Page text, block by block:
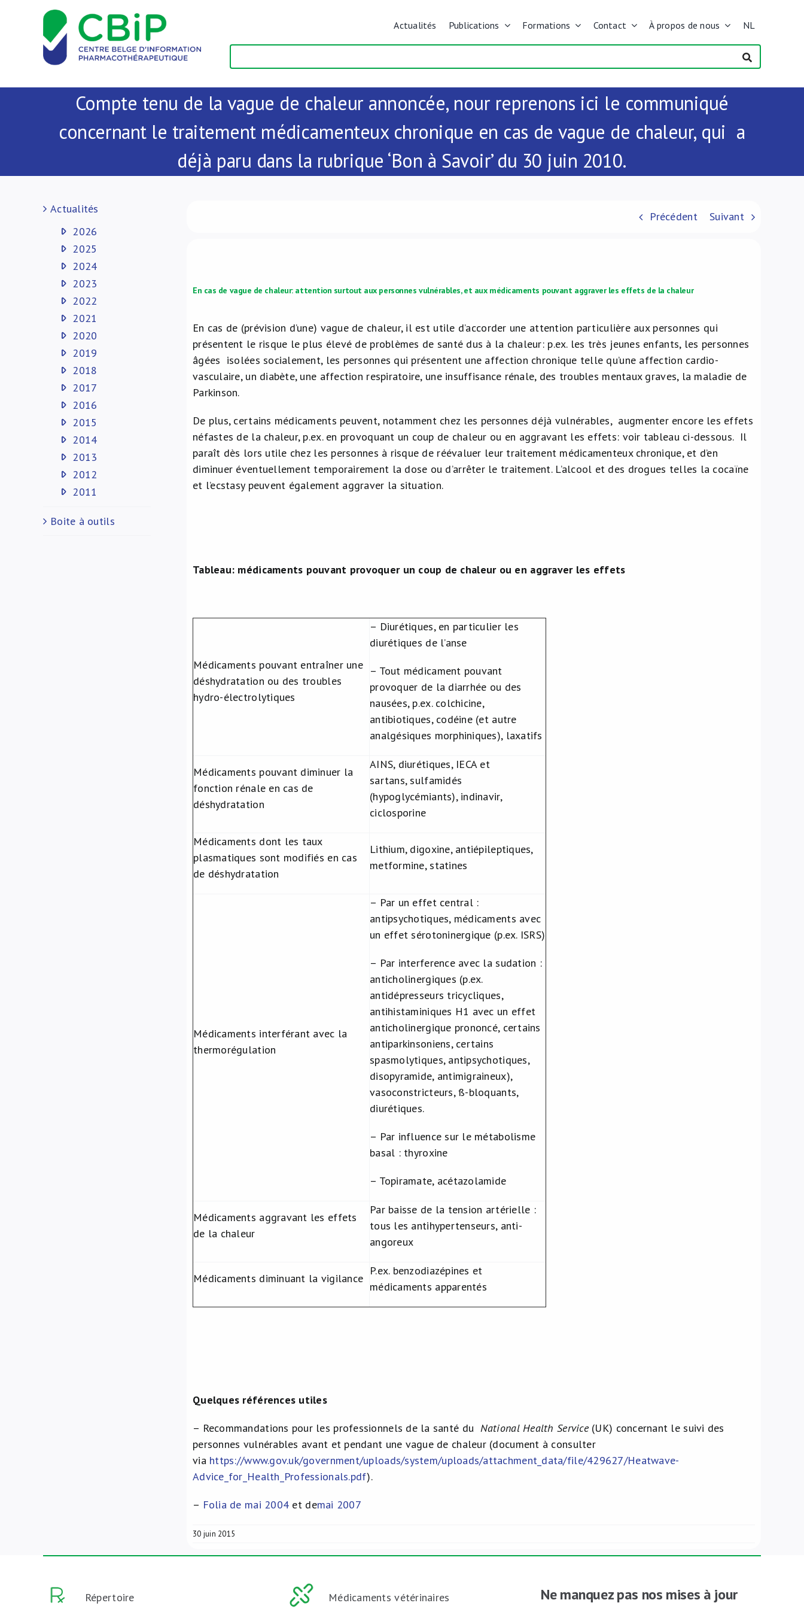
Actualités Publications Formations Contact À propos de nous NL
Compte tenu de la vague de chaleur annoncée, nour reprenons ici le communiqué
concernant le traitement médicamenteux chronique en cas de vague de chaleur, qui a
déjà paru dans la rubrique ‘Bon à Savoir’ du 30 juin 2010.
Précédent Suivant
En cas de vague de chaleur: attention surtout aux personnes vulnérables, et aux médicaments pouvant aggraver les effets de la chaleur
En cas de (prévision d’une) vague de chaleur, il est utile d’accorder une attention particulière aux personnes qui
présentent le risque le plus élevé de problèmes de santé dus à la chaleur: p.ex. les très jeunes enfants, les personnes
âgées isolées socialement, les personnes qui présentent une affection chronique telle qu’une affection cardio-
vasculaire, un diabète, une affection respiratoire, une insuffisance rénale, des troubles mentaux graves, la maladie de
Parkinson.
De plus, certains médicaments peuvent, notamment chez les personnes déjà vulnérables, augmenter encore les effets
néfastes de la chaleur, p.ex. en provoquant un coup de chaleur ou en aggravant les effets: voir tableau ci-dessous. Il
paraît dès lors utile chez les personnes à risque de réévaluer leur traitement médicamenteux chronique, et d’en
diminuer éventuellement temporairement la dose ou d’arrêter le traitement. L’alcool et des drogues telles la cocaïne
et l’ecstasy peuvent également aggraver la situation.
Tableau: médicaments pouvant provoquer un coup de chaleur ou en aggraver les effets
Médicaments pouvant entraîner une
déshydratation ou des troubles
hydro-électrolytiques
– Diurétiques, en particulier les
diurétiques de l’anse
– Tout médicament pouvant
provoquer de la diarrhée ou des
nausées, p.ex. colchicine,
antibiotiques, codéine (et autre
analgésiques morphiniques), laxatifs
Médicaments pouvant diminuer la
fonction rénale en cas de
déshydratation
AINS, diurétiques, IECA et
sartans, sulfamidés
(hypoglycémiants), indinavir,
ciclosporine
Médicaments dont les taux
plasmatiques sont modifiés en cas
de déshydratation
Lithium, digoxine, antiépileptiques,
metformine, statines
Médicaments interférant avec la
thermorégulation
– Par un effet central :
antipsychotiques, médicaments avec
un effet sérotoninergique (p.ex. ISRS)
– Par interference avec la sudation :
anticholinergiques (p.ex.
antidépresseurs tricycliques,
antihistaminiques H1 avec un effet
anticholinergique prononcé, certains
antiparkinsoniens, certains
spasmolytiques, antipsychotiques,
disopyramide, antimigraineux),
vasoconstricteurs, ß-bloquants,
diurétiques.
– Par influence sur le métabolisme
basal : thyroxine
– Topiramate, acétazolamide
Médicaments aggravant les effets
de la chaleur
Par baisse de la tension artérielle :
tous les antihypertenseurs, anti-
angoreux
Médicaments diminuant la vigilance
P.ex. benzodiazépines et
médicaments apparentés
Quelques références utiles
– Recommandations pour les professionnels de la santé du National Health Service(UK) concernant le suivi des
personnes vulnérables avant et pendant une vague de chaleur (document à consulter
via https://www.gov.uk/government/uploads/system/uploads/attachment_data/file/429627/Heatwave-
Advice_for_Health_Professionals.pdf).
– Folia de mai 2004 et demai 2007
30 juin 2015
Actualités
2026
2025
2024
2023
2022
2021
2020
2019
2018
2017
2016
2015
2014
2013
2012
2011
Boite à outils
Répertoire Médicaments vétérinaires Ne manquez pas nos mises à jour